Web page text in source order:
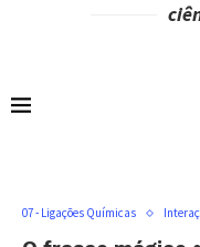
07 - Ligações Químicas